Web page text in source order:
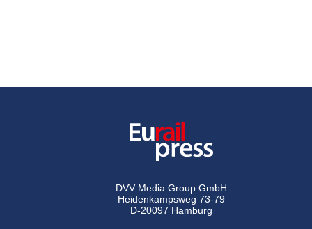
DVV Media Group GmbH
Heidenkampsweg 73-79
D-20097 Hamburg